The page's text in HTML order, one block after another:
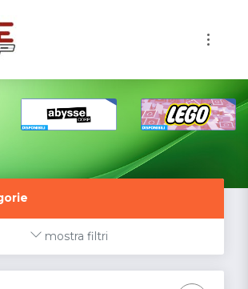
mostra filtri